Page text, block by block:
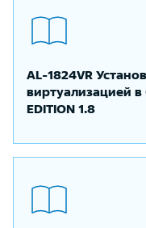
AL-1824VR
виртуализацией в
EDITION 1.8